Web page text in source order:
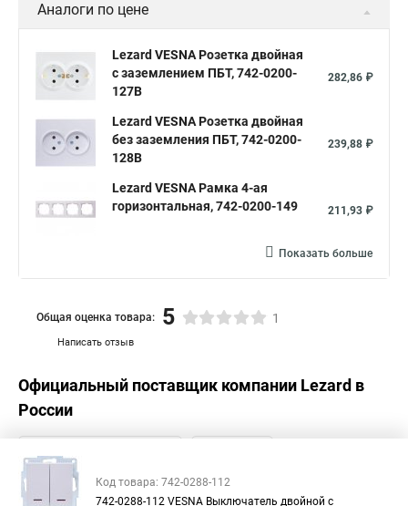
Аналоги по цене
Lezard VESNA Розетка двойная
с заземлением ПБТ, 742-0200-
127B
282,86 ₽
Lezard VESNA Розетка двойная
без заземления ПБТ, 742-0200-
128B
239,88 ₽
Lezard VESNA Рамка 4-ая
горизонтальная, 742-0200-149
211,93 ₽
Показать больше
Написать отзыв
Общая оценка товара: 5 1
Официальный поставщик компании Lezard в
России
Код товара: 742-0288-112
742-0288-112 VESNA Выключатель двойной с